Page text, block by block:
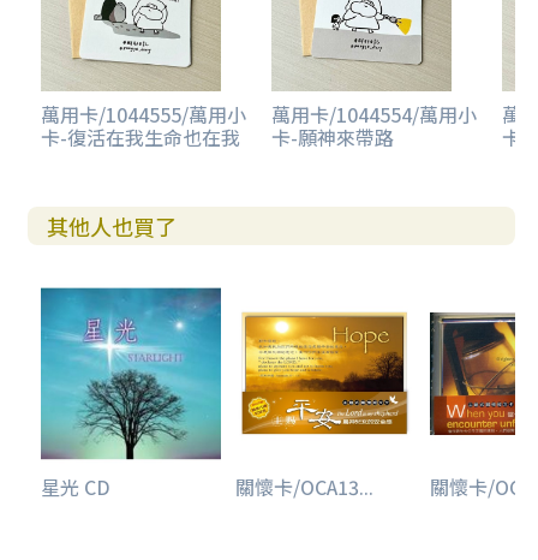
萬用卡/1044555/萬用小
卡-復活在我生命也在我
萬用卡/1044554/萬用小
卡-願神來帶路
萬
卡-
其他人也買了
星光 CD 關懷卡/OCA13... 關懷卡/